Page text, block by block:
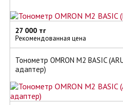
27 000 тг
Рекомендованная цена
Тонометр OMRON M2 BASIC
адаптер)